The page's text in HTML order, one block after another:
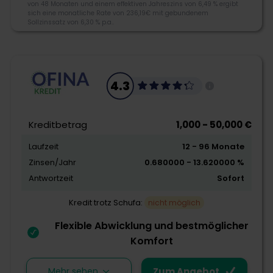
Niederlassung der Deutsche Bank AG, die Finanz- und
Finanzierungsprodukte für Privat-, Geschäfts-, sowie
+49 228 920-0
Postbank Bundeskanzlerplatz 6, 53113 Bonn
von 48 Monaten und einem effektiven Jahreszins von 6,49 % ergibt
sich eine monatliche Rate von 236,19€ mit gebundenem
Sollzinssatz von 6,30 % p.a..
3.8
Kreditangebot
Flexibilität
Schnelligkeit
Zum Angebot
4.3
Kreditbetrag 1,000 - 50,000 €
Laufzeit
12 - 96 Monate
Zinsen/Jahr
0.680000 - 13.620000 %
Antwortzeit
Sofort
Kredit trotz Schufa: nicht möglich
Flexible Abwicklung und bestmöglicher
Komfort